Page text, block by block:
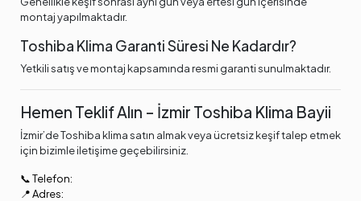
montaj yapılmaktadır.
Toshiba Klima Garanti Süresi Ne Kadardır?
Yetkili satış ve montaj kapsamında resmi garanti sunulmaktadır.
Hemen Teklif Alın – İzmir Toshiba Klima Bayii
İzmir’de Toshiba klima satın almak veya ücretsiz keşif talep etmek
için bizimle iletişime geçebilirsiniz.
📞 Telefon:
📍 Adres: